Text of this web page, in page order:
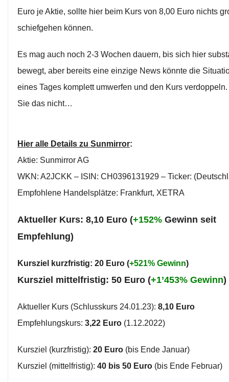
Euro je Aktie, sollte hier beim Kurs von 8,00 Euro nichts
schiefgehen können.
Es mag auch noch 2-3 Wochen dauern, bis sich hier
bewegt, aber bereits eine einzige News könnte die
eines Tages komplett umwerfen und den Kurs
Sie das nicht…
Hier alle Details zu Sunmirror:
Aktie: Sunmirror AG
WKN: A2JCKK – ISIN: CH0396131929 – Ticker:
Empfohlene Handelsplätze: Frankfurt, XETRA
Aktueller Kurs: 8,10 Euro (+152% Gewinn seit
Empfehlung)
Kursziel kurzfristig: 20 Euro (+521% Gewinn)
Kursziel mittelfristig: 50 Euro (+1’453% Gewinn)
Aktueller Kurs (Schlusskurs 24.01.23): 8,10 Euro
Empfehlungskurs: 3,22 Euro (1.12.2022)
Kursziel (kurzfristig): 20 Euro (bis Ende Januar)
Kursziel (mittelfristig): 40 bis 50 Euro (bis Ende Februar)